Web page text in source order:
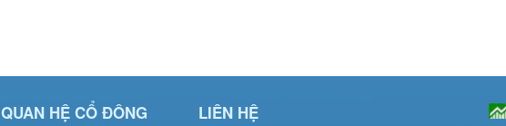
QUAN HỆ CỔ ĐÔNG LIÊN HỆ